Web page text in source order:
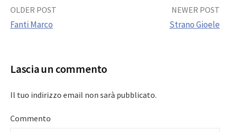
Post
OLDER POST
Fanti Marco
NEWER POST
Strano Gioele
Lascia un commento
Il tuo indirizzo email non sarà pubblicato.
Commento